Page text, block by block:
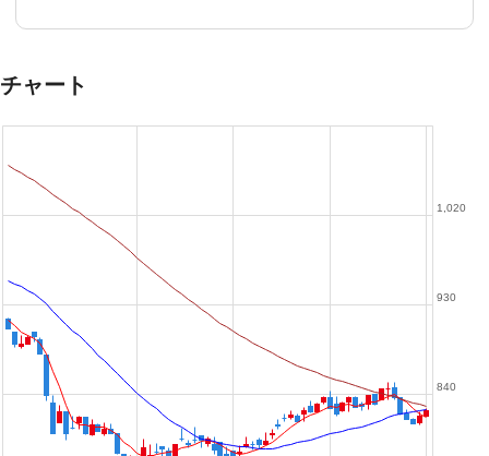
チャート
840
930
1,020